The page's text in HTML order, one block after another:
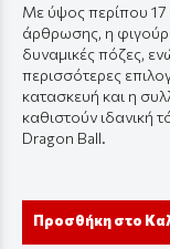
Με ύψος περίπου 17
άρθρωσης, η
δυναμικές πόζες,
περισσότερες
κατασκευή και η
καθιστούν ιδανική
Dragon Ball.
Προσθήκη στο